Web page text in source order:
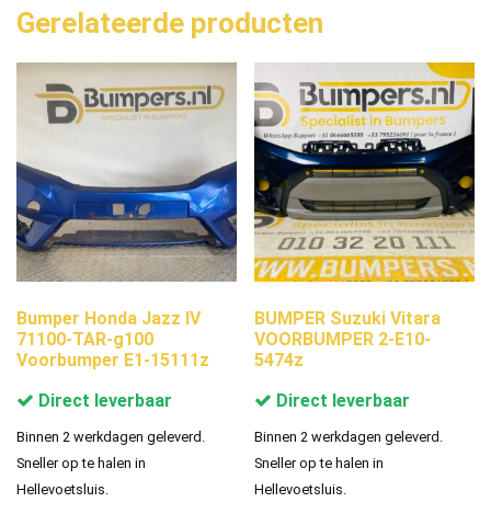
Gerelateerde producten
Bumper Honda Jazz IV
71100-TAR-g100
Voorbumper E1-15111z
Direct leverbaar
Binnen 2 werkdagen geleverd.
Sneller op te halen in
Hellevoetsluis.
BUMPER Suzuki Vitara
VOORBUMPER 2-E10-
5474z
Direct leverbaar
Binnen 2 werkdagen geleverd.
Sneller op te halen in
Hellevoetsluis.